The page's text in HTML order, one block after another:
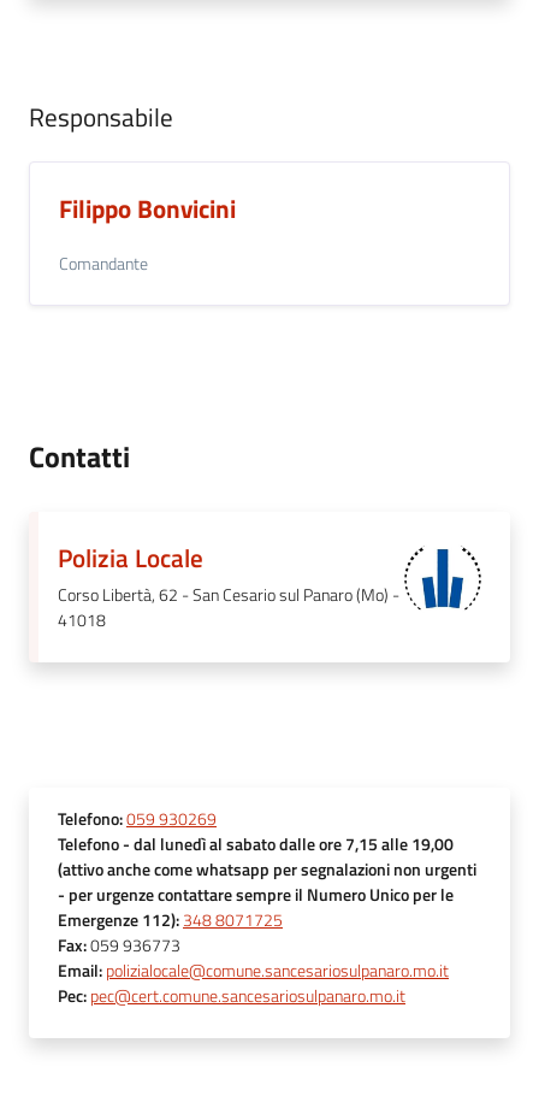
Responsabile
Filippo Bonvicini
Comandante
Contatti
Polizia Locale
Corso Libertà, 62 - San Cesario sul Panaro (Mo) -
41018
Telefono:059 930269
Telefono- dal lunedì al sabato dalle ore 7,15 alle 19,00
(attivo anche come whatsapp per segnalazioni non urgenti
- per urgenze contattare sempre il Numero Unico per le
Emergenze 112):348 8071725
Fax:059 936773
Email:polizialocale@comune.sancesariosulpanaro.mo.it
Pec:pec@cert.comune.sancesariosulpanaro.mo.it